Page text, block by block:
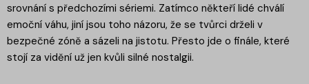
srovnání s předchozími sériemi. Zatímco někteří lidé chválí
emoční váhu, jiní jsou toho názoru, že se tvůrci drželi v
bezpečné zóně a sázeli na jistotu. Přesto jde o finále, které
stojí za vidění už jen kvůli silné nostalgii.